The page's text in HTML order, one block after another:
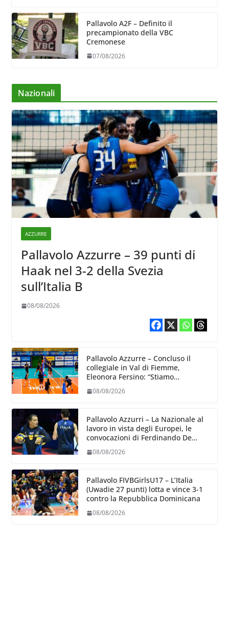
Pallavolo A2F – Definito il
precampionato della VBC
Cremonese
07/08/2026
Nazionali
AZZURRE
Pallavolo Azzurre – 39 punti di
Haak nel 3-2 della Svezia
sull’Italia B
08/08/2026
Pallavolo Azzurre – Concluso il
collegiale in Val di Fiemme,
Eleonora Fersino: “Stiamo
dove poter migliorare”.
08/08/2026
Pallavolo Azzurri – La Nazionale al
lavoro in vista degli Europei, le
convocazioni di Ferdinando De
08/08/2026
Pallavolo FIVBGirlsU17 – L’Italia
(Uwadie 27 punti) lotta e vince 3-1
contro la Repubblica Dominicana
08/08/2026